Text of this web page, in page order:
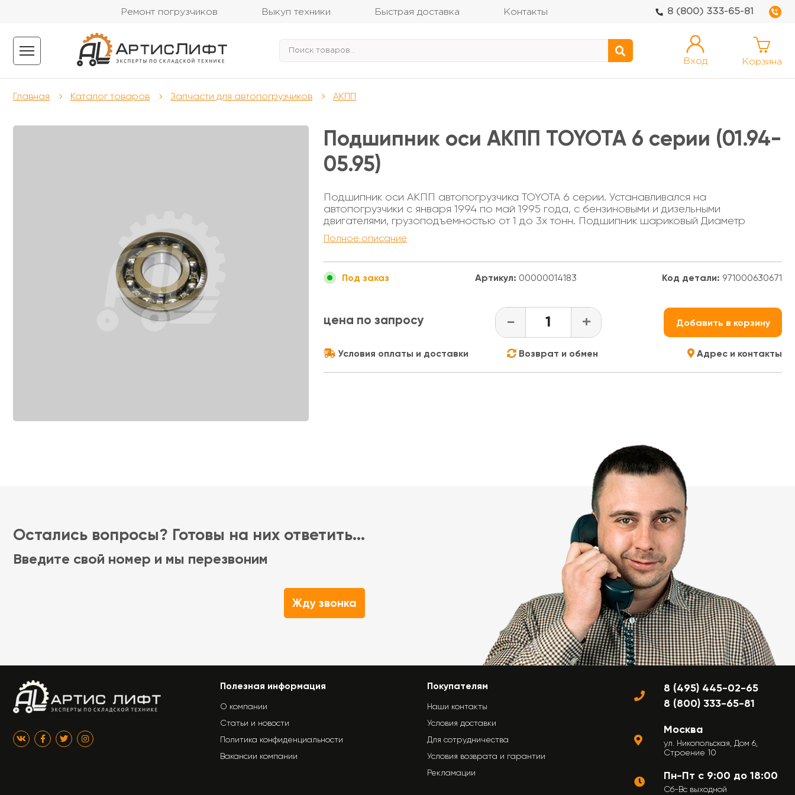
Ремонт погрузчиков Выкуп техники Быстрая доставка Контакты 8 (800) 333-65-81
Вход Корзина
Главная Каталог товаров Запчасти для автопогрузчиков АКПП
Подшипник оси АКПП TOYOTA 6 серии (01.94-
05.95)
Подшипник оси АКПП автопогрузчика TOYOTA 6 серии. Устанавливался на
автопогрузчики с января 1994 по май 1995 года, с бензиновыми и дизельными
двигателями, грузоподъемностью от 1 до 3х тонн. Подшипник шариковый Диаметр
внутренний - 30мм Диаметр внешний - 72мм Высота - 19мм
Полное описание
Под заказ Артикул: 00000014183 Код детали: 971000630671
цена по запросу - + Добавить в корзину
Условия оплаты и доставки Возврат и обмен Адрес и контакты
Остались вопросы? Готовы на них ответить...
Введите свой номер и мы перезвоним
Жду звонка
Полезная информация
О компании
Статьи и новости
Политика конфиденциальности
Вакансии компании
Покупателям
Наши контакты
Условия доставки
Для сотрудничества
Условия возврата и гарантии
Рекламации
8 (495) 445-02-65
8 (800) 333-65-81
Москва
ул. Никопольская, Дом 6,
Строение 10
Пн-Пт с 9:00 до 18:00
Сб-Вс выходной